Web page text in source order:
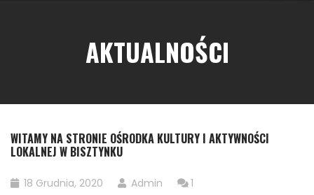
AKTUALNOŚCI
WITAMY NA STRONIE OŚRODKA KULTURY I AKTYWNOŚCI
LOKALNEJ W BISZTYNKU
18 Grudnia, 2020 Admin 1